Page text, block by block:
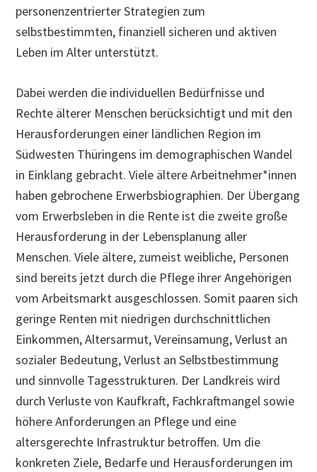
personenzentrierter Strategien zum
selbstbestimmten, finanziell sicheren und aktiven
Leben im Alter unterstützt.
Dabei werden die individuellen Bedürfnisse und
Rechte älterer Menschen berücksichtigt und mit den
Herausforderungen einer ländlichen Region im
Südwesten Thüringens im demographischen Wandel
in Einklang gebracht. Viele ältere Arbeitnehmer*innen
haben gebrochene Erwerbsbiographien. Der Übergang
vom Erwerbsleben in die Rente ist die zweite große
Herausforderung in der Lebensplanung aller
Menschen. Viele ältere, zumeist weibliche, Personen
sind bereits jetzt durch die Pflege ihrer Angehörigen
vom Arbeitsmarkt ausgeschlossen. Somit paaren sich
geringe Renten mit niedrigen durchschnittlichen
Einkommen, Altersarmut, Vereinsamung, Verlust an
sozialer Bedeutung, Verlust an Selbstbestimmung
und sinnvolle Tagesstrukturen. Der Landkreis wird
durch Verluste von Kaufkraft, Fachkraftmangel sowie
höhere Anforderungen an Pflege und eine
altersgerechte Infrastruktur betroffen. Um die
konkreten Ziele, Bedarfe und Herausforderungen im